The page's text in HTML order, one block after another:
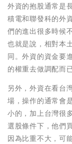
外資的抱股通常是
積電和聯發科的外
們的進出很多時候
也就是說，相對本
同。外資的資金要
的權重去做調配而已
另外，外資在看台
場，操作的通常會
小的，加上台灣很
選股條件下，他們
因為比重不大，可